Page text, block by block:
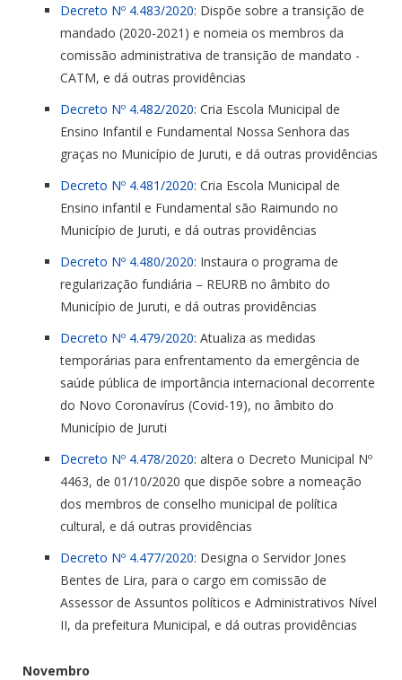
Decreto Nº 4.483/2020: Dispõe sobre a transição de
mandado (2020-2021) e nomeia os membros da
comissão administrativa de transição de mandato -
CATM, e dá outras providências
Decreto Nº 4.482/2020: Cria Escola Municipal de
Ensino Infantil e Fundamental Nossa Senhora das
graças no Município de Juruti, e dá outras providências
Decreto Nº 4.481/2020: Cria Escola Municipal de
Ensino infantil e Fundamental são Raimundo no
Município de Juruti, e dá outras providências
Decreto Nº 4.480/2020: Instaura o programa de
regularização fundiária – REURB no âmbito do
Município de Juruti, e dá outras providências
Decreto Nº 4.479/2020: Atualiza as medidas
temporárias para enfrentamento da emergência de
saúde pública de importância internacional decorrente
do Novo Coronavírus (Covid-19), no âmbito do
Município de Juruti
Decreto Nº 4.478/2020: altera o Decreto Municipal Nº
4463, de 01/10/2020 que dispõe sobre a nomeação
dos membros de conselho municipal de política
cultural, e dá outras providências
Decreto Nº 4.477/2020: Designa o Servidor Jones
Bentes de Lira, para o cargo em comissão de
Assessor de Assuntos políticos e Administrativos Nível
II, da prefeitura Municipal, e dá outras providências
Novembro